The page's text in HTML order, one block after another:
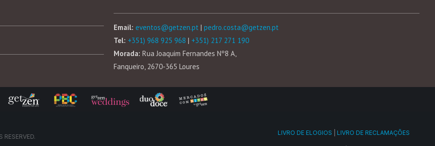
Email: eventos@getzen.pt | pedro.costa@getzen.pt
Tel: +351) 968 925 968 | +351) 217 271 190
Morada: Rua Joaquim Fernandes Nº8 A,
Fanqueiro, 2670-365 Loures
LIVRO DE ELOGIOS LIVRO DE RECLAMAÇÕES